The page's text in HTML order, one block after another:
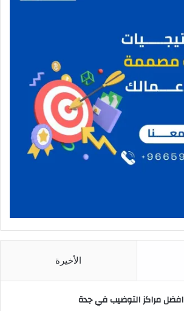
الأخيرة
افضل مراكز التوضيب في جدة